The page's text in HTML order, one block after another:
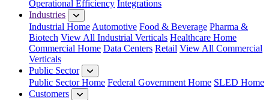
Operational Efficiency Integrations
Industries
Industrial HomeAutomotive Food & Beverage Pharma &
Biotech View All Industrial Verticals Healthcare Home
Commercial Home Data Centers Retail View All Commercial
Verticals
Public Sector
Public Sector Home Federal Government Home SLED Home
Customers